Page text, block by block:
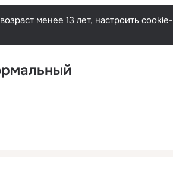
менее 13 лет, настроить